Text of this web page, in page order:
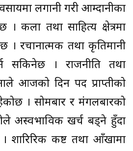
लगानी गरी आम्दानीका
। कला तथा साहित्य क्षेत्रमा
। रचानात्मक तथा कृतिमानी
सकिनेछ । राजनीति तथा
आजको दिन पद प्राप्तीको
। सोमबार र मंगलबारको
अस्वभाविक खर्च बड्ने हुँदा
शारिरिक कष्ट तथा आँखामा